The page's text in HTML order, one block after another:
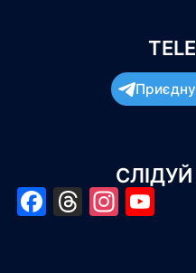
Facebook
Threads